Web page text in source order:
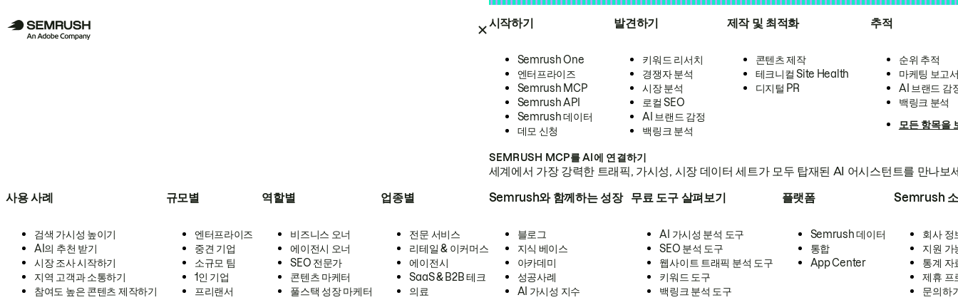
시작하기
Semrush One
엔터프라이즈
Semrush MCP
Semrush API
Semrush 데이터
데모 신청
발견하기
키워드 리서치
경쟁자 분석
시장 분석
로컬 SEO
AI 브랜드 감정
백링크 분석
제작 및 최적화
콘텐츠 제작
테크니컬 Site Health
디지털 PR
추적
순위 추적
마케팅 보고
AI 브랜드 감
백링크 분석
모든 항목을
SEMRUSH MCP를 AI에 연결하기
세계에서 가장 강력한 트래픽, 가시성, 시장 데이터 세트가 모두 탑재된 AI 어시스턴트를 만나보
사용 사례
검색 가시성 높이기
AI의 추천 받기
시장 조사 시작하기
지역 고객과 소통하기
참여도 높은 콘텐츠 제작하기
규모별
엔터프라이즈
중견 기업
소규모 팀
1인 기업
프리랜서
역할별
비즈니스 오너
에이전시 오너
SEO 전문가
콘텐츠 마케터
풀스택 성장 마케터
업종별
전문 서비스
리테일 & 이커머스
에이전시
SaaS & B2B 테크
의료
Semrush와 함께하는 성장
블로그
지식 베이스
아카데미
성공사례
AI 가시성 지수
무료 도구 살펴보기
AI 가시성 분석 도구
SEO 분석 도구
웹사이트 트래픽 분석 도구
키워드 도구
백링크 분석 도구
플랫폼
Semrush 데이터
통합
App Center
Semrush
회사 정
지원 가
통계 자
제휴 프
문의하